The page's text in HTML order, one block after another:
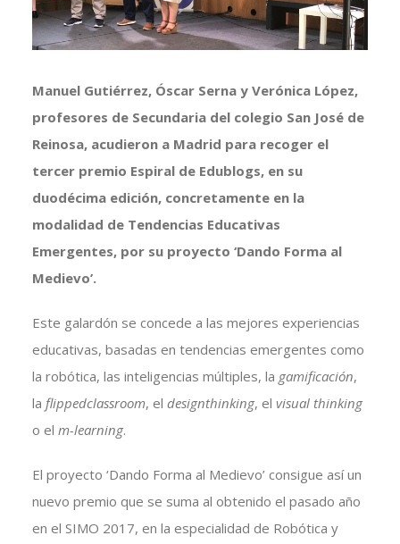
Manuel Gutiérrez, Óscar Serna y Verónica López,
profesores de Secundaria del colegio San José de
Reinosa, acudieron a Madrid para recoger el
tercer premio Espiral de Edublogs, en su
duodécima edición, concretamente en la
modalidad de Tendencias Educativas
Emergentes, por su proyecto ‘Dando Forma al
Medievo’.
Este galardón se concede a las mejores experiencias
educativas, basadas en tendencias emergentes como
la robótica, las inteligencias múltiples, la gamificación,
la flippedclassroom, el designthinking, el visual thinking
o el m-learning.
El proyecto ‘Dando Forma al Medievo’ consigue así un
nuevo premio que se suma al obtenido el pasado año
en el SIMO 2017, en la especialidad de Robótica y